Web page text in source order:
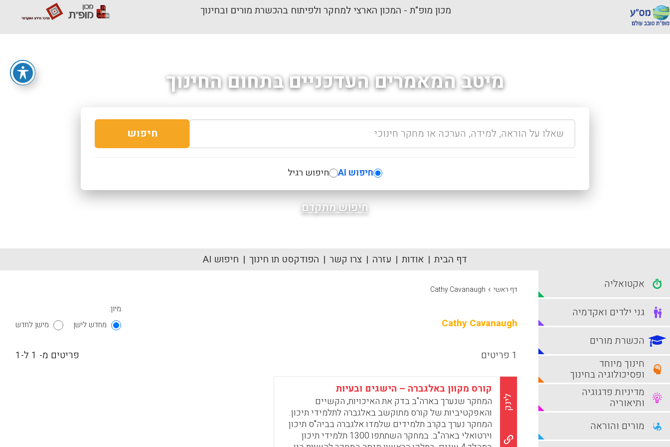
מכון מופ"ת - המכון הארצי למחקר ולפיתוח בהכשרת מורים ובחינוך
מיטב המאמרים העדכניים בתחום החינוך
חיפוש
חיפוש AI חיפוש רגיל
חיפוש מתקדם
דף הבית אודות עזרה צרו קשר הפודקסט תו חינוך חיפוש AI
דף ראשי ›
Cathy Cavanaugh
Cathy Cavanaugh
מיון:
מחדש לישן
מישן לחדש
1 פריטים פריטים מ- 1 ל-1
לינק
קורס מקוון באלגברה – הישגים ובעיות
המחקר שנערך בארה"ב בדק את האיכויות, הקשיים
והאפקטיביות של קורס מתוקשב באלגברה לתלמידי תיכון.
המחקר נערך בקרב תלמידים שלמדו אלגברה בביה"ס תיכון
וירטואלי בארה"ב. במחקר השתתפו 1300 תלמידי תיכון
אקטואליה
גני ילדים ואקדמיה
הכשרת מורים
חינוך מיוחד
ופסיכולוגיה בחינוך
מדיניות פדגוגיה
ותיאוריה
מורים והוראה